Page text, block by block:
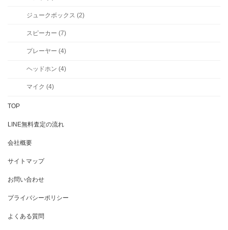
ジュークボックス (2)
スピーカー (7)
プレーヤー (4)
ヘッドホン (4)
マイク (4)
TOP
LINE無料査定の流れ
会社概要
サイトマップ
お問い合わせ
プライバシーポリシー
よくある質問